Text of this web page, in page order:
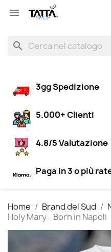

search
3gg Spedizione
5.000+ Clienti
4.8/5 Valutazione
Paga in 3 o più
Home Brand del Sud
Holy Mary - Born in Napoli